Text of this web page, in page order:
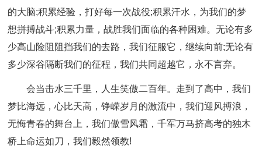
的大脑;积累经验，打好每一次战役;积累汗水，为我们的梦
想拼搏战斗;积累力量，战胜我们面临的各种困难。无论有多
少高山险阻阻挡我们的去路，我们征服它，继续向前;无论有
多少深谷隔断我们的征程，我们共同超越它，永不言弃。
会当击水三千里，人生笑傲二百年。走到了高中，我们
梦比海远，心比天高，铮嵘岁月的激流中，我们迎风搏浪，
无悔青春的舞台上，我们傲雪风霜，千军万马挤高考的独木
桥上命运如刀，我们毅然领教!